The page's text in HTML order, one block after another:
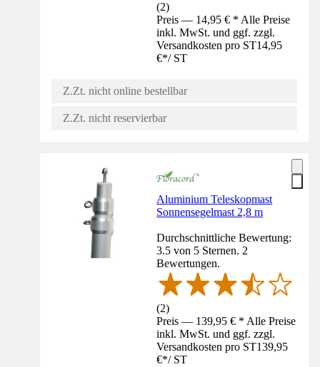
(2)
Preis — 14,95 € * Alle Preise
inkl. MwSt. und ggf. zzgl.
Versandkosten pro ST14,95
€*/ ST
Z.Zt. nicht online bestellbar
Z.Zt. nicht reservierbar
Aluminium Teleskopmast
Sonnensegelmast 2,8 m
Durchschnittliche Bewertung:
3.5 von 5 Sternen. 2
Bewertungen.
(2)
Preis — 139,95 € * Alle Preise
inkl. MwSt. und ggf. zzgl.
Versandkosten pro ST139,95
€*/ ST